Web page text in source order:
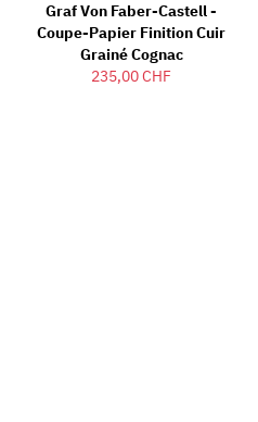
Graf Von Faber-Castell -
Coupe-Papier Finition Cuir
Grainé Cognac
235,00 CHF